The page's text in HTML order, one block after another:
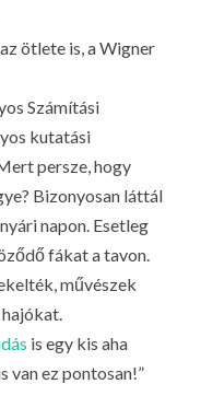
ötlete is, a Wigner
Számítási
kutatási
persze, hogy
Bizonyosan láttál
napon. Esetleg
fákat a tavon.
művészek
is egy kis aha
van ez pontosan!”